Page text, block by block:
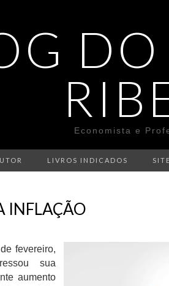
Economista e
LIVROS INDICADOS
INFLAÇÃO
fevereiro,
sua
aumento